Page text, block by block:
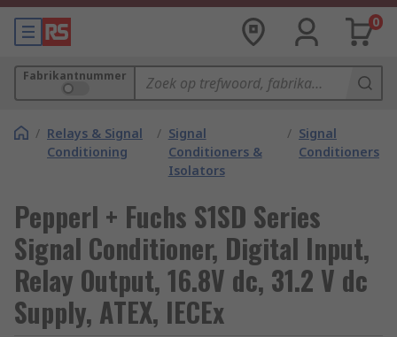
0
Fabrikantnummer
/ Relays & Signal
Conditioning
/ Signal
Conditioners &
Isolators
/ Signal
Conditioners
Pepperl + Fuchs S1SD Series
Signal Conditioner, Digital Input,
Relay Output, 16.8V dc, 31.2 V dc
Supply, ATEX, IECEx